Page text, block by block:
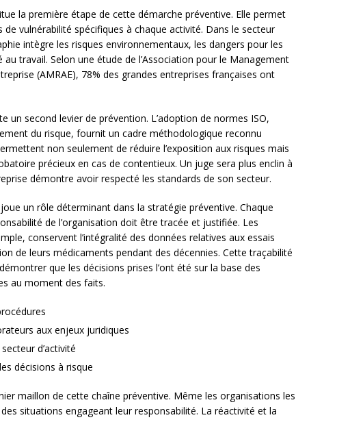
la première étape de cette démarche préventive. Elle permet
de vulnérabilité spécifiques à chaque activité. Dans le secteur
intègre les risques environnementaux, les dangers pour les
travail. Selon une étude de l’Association pour le Management
(AMRAE), 78% des grandes entreprises françaises ont
un second levier de prévention. L’adoption de normes ISO,
du risque, fournit un cadre méthodologique reconnu
non seulement de réduire l’exposition aux risques mais
précieux en cas de contentieux. Un juge sera plus enclin à
démontre avoir respecté les standards de son secteur.
joue un rôle déterminant dans la stratégie préventive. Chaque
de l’organisation doit être tracée et justifiée. Les
conservent l’intégralité des données relatives aux essais
de leurs médicaments pendant des décennies. Cette traçabilité
que les décisions prises l’ont été sur la base des
au moment des faits.
aux enjeux juridiques
d’activité
décisions à risque
maillon de cette chaîne préventive. Même les organisations les
situations engageant leur responsabilité. La réactivité et la